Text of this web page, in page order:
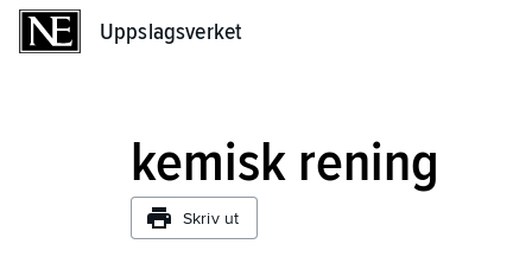
Uppslagsverket
kemisk rening
Skriv ut